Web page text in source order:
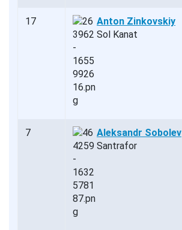
17
Anton Zinkovskiy
Sol Kanat
7
Aleksandr Sobolev
Santrafor